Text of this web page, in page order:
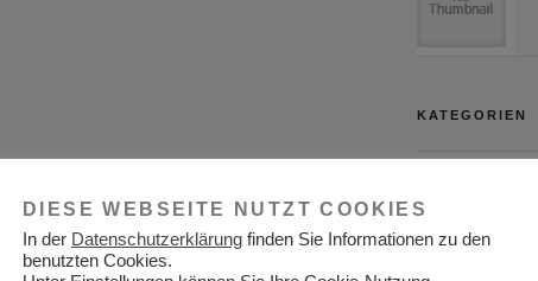
KATEGORIEN
Aktuelles
DIESE WEBSEITE NUTZT COOKIES
In der Datenschutzerklärung finden Sie Informationen zu den
benutzten Cookies.